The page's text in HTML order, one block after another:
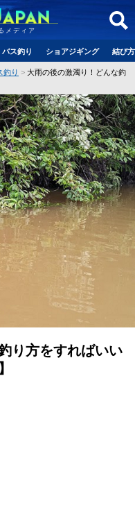
メディア
バス釣り ショアジギング 結び
釣り
大雨の後の激濁り！どんな釣
り方をすればいい